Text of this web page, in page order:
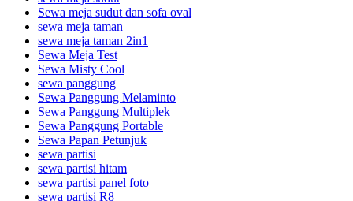
Sewa meja sudut dan sofa oval
sewa meja taman
sewa meja taman 2in1
Sewa Meja Test
Sewa Misty Cool
sewa panggung
Sewa Panggung Melaminto
Sewa Panggung Multiplek
Sewa Panggung Portable
Sewa Papan Petunjuk
sewa partisi
sewa partisi hitam
sewa partisi panel foto
sewa partisi R8